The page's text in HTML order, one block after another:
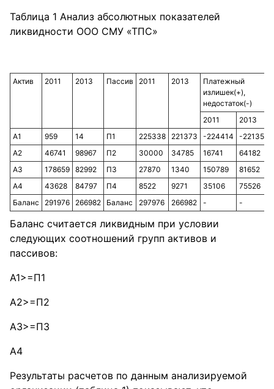
Таблица 1 Анализ абсолютных показателей
ликвидности ООО СМУ «ТПС»
Актив 2011 2013 Пассив 2011 2013
Платежный
излишек(+),
недостаток(-)
2011
2013
А1
959 14 П1 225338 221373 -224414
-221359
А2
46741 98967 П2 30000 34785 16741
64182
А3
178659 82992 П3 27870 1340 150789
81652
А4
43628 84797 П4 8522 9271 35106
75526
Баланс
291976 266982 Баланс 297976 266982 - -
Баланс считается ликвидным при условии
следующих соотношений групп активов и
пассивов:
А1>=П1
А2>=П2
А3>=П3
А4
Результаты расчетов по данным анализируемой